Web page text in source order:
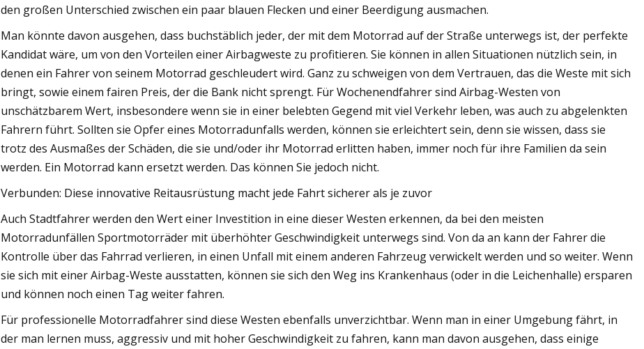
den großen Unterschied zwischen ein paar blauen Flecken und einer Beerdigung ausmachen.
Man könnte davon ausgehen, dass buchstäblich jeder, der mit dem Motorrad auf der Straße unterwegs ist, der perfekte
Kandidat wäre, um von den Vorteilen einer Airbagweste zu profitieren. Sie können in allen Situationen nützlich sein, in
denen ein Fahrer von seinem Motorrad geschleudert wird. Ganz zu schweigen von dem Vertrauen, das die Weste mit sich
bringt, sowie einem fairen Preis, der die Bank nicht sprengt. Für Wochenendfahrer sind Airbag-Westen von
unschätzbarem Wert, insbesondere wenn sie in einer belebten Gegend mit viel Verkehr leben, was auch zu abgelenkten
Fahrern führt. Sollten sie Opfer eines Motorradunfalls werden, können sie erleichtert sein, denn sie wissen, dass sie
trotz des Ausmaßes der Schäden, die sie und/oder ihr Motorrad erlitten haben, immer noch für ihre Familien da sein
werden. Ein Motorrad kann ersetzt werden. Das können Sie jedoch nicht.
Verbunden: Diese innovative Reitausrüstung macht jede Fahrt sicherer als je zuvor
Auch Stadtfahrer werden den Wert einer Investition in eine dieser Westen erkennen, da bei den meisten
Motorradunfällen Sportmotorräder mit überhöhter Geschwindigkeit unterwegs sind. Von da an kann der Fahrer die
Kontrolle über das Fahrrad verlieren, in einen Unfall mit einem anderen Fahrzeug verwickelt werden und so weiter. Wenn
sie sich mit einer Airbag-Weste ausstatten, können sie sich den Weg ins Krankenhaus (oder in die Leichenhalle) ersparen
und können noch einen Tag weiter fahren.
Für professionelle Motorradfahrer sind diese Westen ebenfalls unverzichtbar. Wenn man in einer Umgebung fährt, in
der man lernen muss, aggressiv und mit hoher Geschwindigkeit zu fahren, kann man davon ausgehen, dass einige